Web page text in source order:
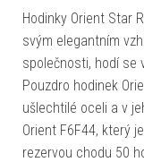
Hodinky Orient Star
svým elegantním
společnosti, hodí se
Pouzdro hodinek
ušlechtilé oceli a v
Orient F6F44, který
rezervou chodu 50